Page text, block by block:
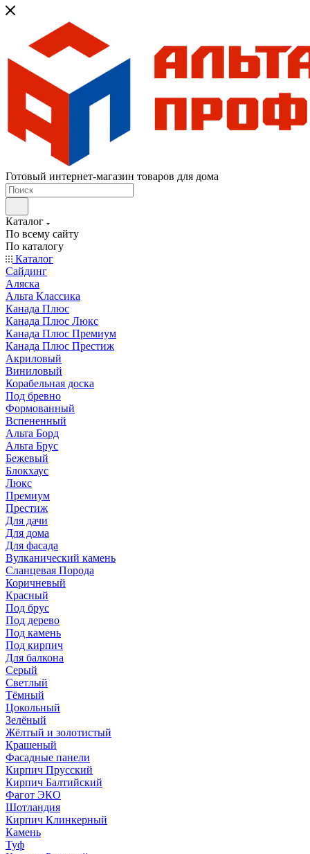
Готовый интернет-магазин товаров для дома
Каталог
По всему сайту
По каталогу
Каталог
Сайдинг
Аляска
Альта Классика
Канада Плюс
Канада Плюс Люкс
Канада Плюс Премиум
Канада Плюс Престиж
Акриловый
Виниловый
Корабельная доска
Под бревно
Формованный
Вспененный
Альта Борд
Альта Брус
Бежевый
Блокхаус
Люкс
Премиум
Престиж
Для дачи
Для дома
Для фасада
Вулканический камень
Сланцевая Порода
Коричневый
Красный
Под брус
Под дерево
Под камень
Под кирпич
Для балкона
Серый
Светлый
Тёмный
Цокольный
Зелёный
Жёлтый и золотистый
Крашеный
Фасадные панели
Кирпич Прусский
Кирпич Балтийский
Фагот ЭКО
Шотландия
Кирпич Клинкерный
Камень
Туф